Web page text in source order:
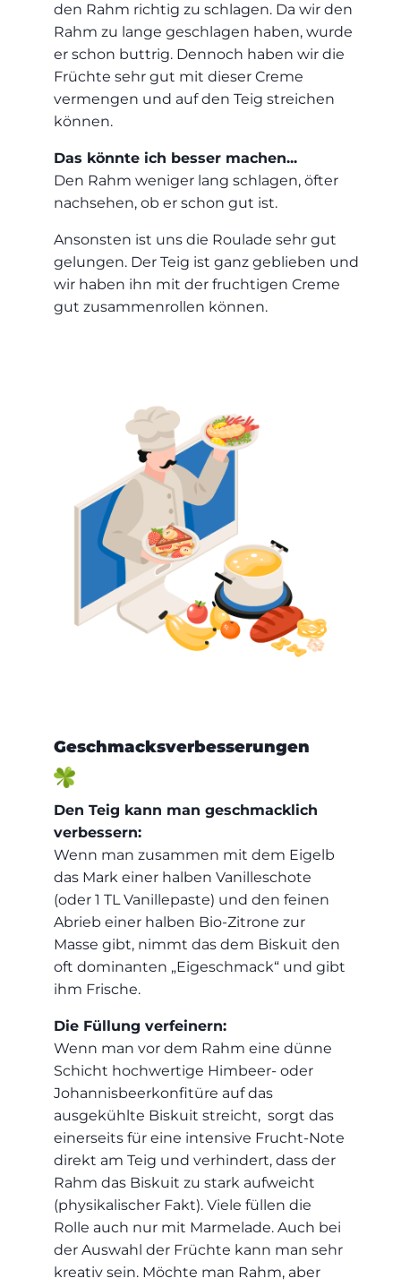
den Rahm richtig zu schlagen. Da wir den
Rahm zu lange geschlagen haben, wurde
er schon buttrig. Dennoch haben wir die
Früchte sehr gut mit dieser Creme
vermengen und auf den Teig streichen
können.
Das könnte ich besser machen...
Den Rahm weniger lang schlagen, öfter
nachsehen, ob er schon gut ist.
Ansonsten ist uns die Roulade sehr gut
gelungen. Der Teig ist ganz geblieben und
wir haben ihn mit der fruchtigen Creme
gut zusammenrollen können.
Geschmacksverbesserungen
Den Teig kann man geschmacklich
verbessern:
Wenn man zusammen mit dem Eigelb
das Mark einer halben Vanilleschote
(oder 1 TL Vanillepaste) und den feinen
Abrieb einer halben Bio-Zitrone zur
Masse gibt, nimmt das dem Biskuit den
oft dominanten „Eigeschmack“ und gibt
ihm Frische.
Die Füllung verfeinern:
Wenn man vor dem Rahm eine dünne
Schicht hochwertige Himbeer- oder
Johannisbeerkonfitüre auf das
ausgekühlte Biskuit streicht, sorgt das
einerseits für eine intensive Frucht-Note
direkt am Teig und verhindert, dass der
Rahm das Biskuit zu stark aufweicht
(physikalischer Fakt). Viele füllen die
Rolle auch nur mit Marmelade. Auch bei
der Auswahl der Früchte kann man sehr
kreativ sein. Möchte man Rahm, aber